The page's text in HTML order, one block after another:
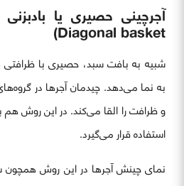
Diagonal basket)
شبیه به بافت سبد، حصیری با ظرافتی
به نما می‌دهد. چیدمان آجرها در
و ظرافت را القا می‌کند. در این روش
استفاده قرار می‌گیرد.
نمای چینش آجرها در این روش